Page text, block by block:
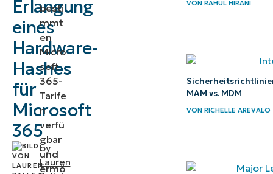
Erlangung
eines
Hardware-
Hashes
für
Microsoft
365
by
Lauren
funktioniert
er?
Warum
sollten
Geräte
manuell
Windows
Autopilot
besti
mmt
en
Micro
soft
365-
Tarife
n
verfü
gbar
und
ermö
VONRAHUL HIRANI
MAM vs. MDM
VONRICHELLE AREVALO